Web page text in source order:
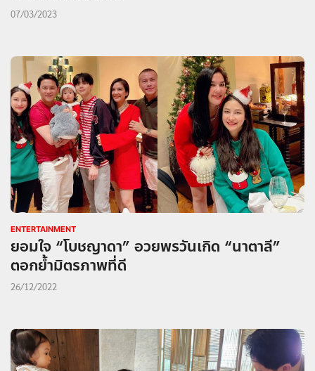
07/03/2023
ENTERTAINMENT
ยอมใจ “โบชญาดา” อวยพรวันเกิด “นาตาลี”
ตอกย้ำมิตรภาพที่ดี
26/12/2022